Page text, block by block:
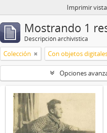
Imprimir
Mostrando 1
Descripción archivística
Colección Con objetos
Opciones